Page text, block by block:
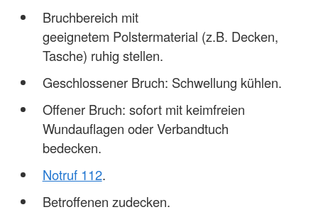
Bruchbereich mit
geeignetem Polstermaterial (z.B. Decken,
Tasche) ruhig stellen.
Geschlossener Bruch: Schwellung kühlen.
Offener Bruch: sofort mit keimfreien
Wundauflagen oder Verbandtuch
bedecken.
Notruf 112.
Betroffenen zudecken.